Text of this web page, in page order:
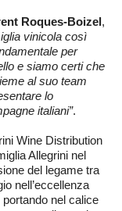
Roques-Boizel,
vinicola così
per
e siamo certi che
al suo team
lo
italiani”.
Wine Distribution
Allegrini nel
del legame tra
nell’eccellenza
nel calice